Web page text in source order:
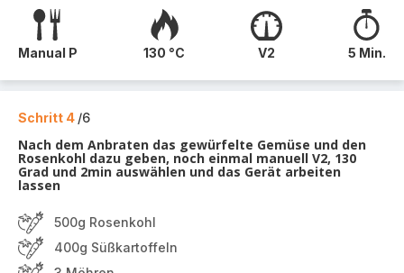
Manual P 130 °C V2 5 Min.
Schritt 4 /6
Nach dem Anbraten das gewürfelte Gemüse und den
Rosenkohl dazu geben, noch einmal manuell V2, 130
Grad und 2min auswählen und das Gerät arbeiten
lassen
500g Rosenkohl
400g Süßkartoffeln